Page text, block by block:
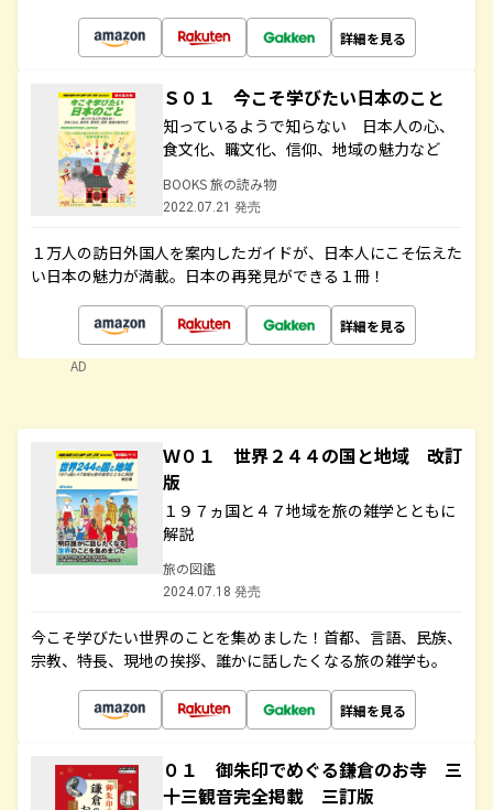
詳細を見る
Ｓ０１ 今こそ学びたい日本のこと
知っているようで知らない 日本人の心、
食文化、職文化、信仰、地域の魅力など
BOOKS 旅の読み物
2022.07.21 発売
１万人の訪日外国人を案内したガイドが、日本人にこそ伝えた
い日本の魅力が満載。日本の再発見ができる１冊！
詳細を見る
AD
Ｗ０１ 世界２４４の国と地域 改訂
版
１９７ヵ国と４７地域を旅の雑学とともに
解説
旅の図鑑
2024.07.18 発売
今こそ学びたい世界のことを集めました！首都、言語、民族、
宗教、特長、現地の挨拶、誰かに話したくなる旅の雑学も。
詳細を見る
０１ 御朱印でめぐる鎌倉のお寺 三
十三観音完全掲載 三訂版